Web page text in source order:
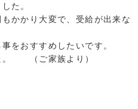
た。
かかり大変で、受給が出来な
をおすすめしたいです。
。 （ご家族より）